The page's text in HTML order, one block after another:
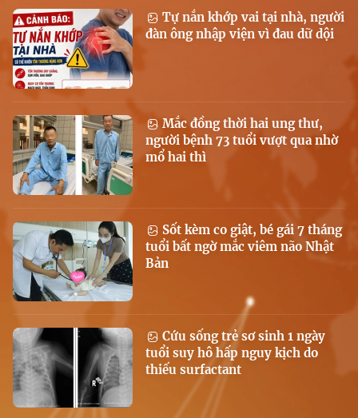
Tự nắn khớp vai tại nhà, người
đàn ông nhập viện vì đau dữ dội
Mắc đồng thời hai ung thư,
người bệnh 73 tuổi vượt qua nhờ
mổ hai thì
Sốt kèm co giật, bé gái 7 tháng
tuổi bất ngờ mắc viêm não Nhật
Bản
Cứu sống trẻ sơ sinh 1 ngày
tuổi suy hô hấp nguy kịch do
thiếu surfactant